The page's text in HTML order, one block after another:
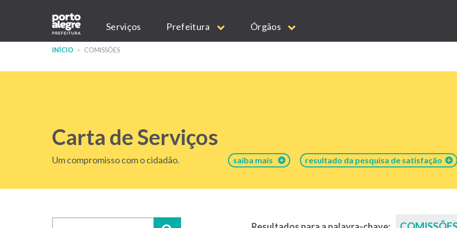
conteúdo
Main
navigation
Serviços Prefeitura Órgãos
INÍCIO COMISSÕES
Carta de Serviços
Um compromisso com o cidadão. saiba mais resultado da pesquisa de satisfação